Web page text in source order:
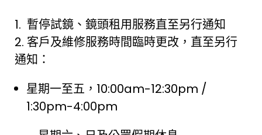
1. 暫停試鏡、鏡頭租用服務直至另行通知
2. 客戶及維修服務時間臨時更改，直至另行
通知：
星期一至五，10:00am-12:30pm /
1:30pm-4:00pm